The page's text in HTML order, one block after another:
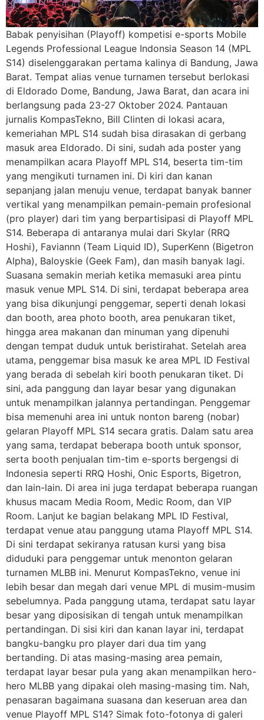
Babak penyisihan (Playoff) kompetisi e-sports Mobile
Legends Professional League Indonsia Season 14 (MPL
S14) diselenggarakan pertama kalinya di Bandung, Jawa
Barat. Tempat alias venue turnamen tersebut berlokasi
di Eldorado Dome, Bandung, Jawa Barat, dan acara ini
berlangsung pada 23-27 Oktober 2024. Pantauan
jurnalis KompasTekno, Bill Clinten di lokasi acara,
kemeriahan MPL S14 sudah bisa dirasakan di gerbang
masuk area Eldorado. Di sini, sudah ada poster yang
menampilkan acara Playoff MPL S14, beserta tim-tim
yang mengikuti turnamen ini. Di kiri dan kanan
sepanjang jalan menuju venue, terdapat banyak banner
vertikal yang menampilkan pemain-pemain profesional
(pro player) dari tim yang berpartisipasi di Playoff MPL
S14. Beberapa di antaranya mulai dari Skylar (RRQ
Hoshi), Faviannn (Team Liquid ID), SuperKenn (Bigetron
Alpha), Baloyskie (Geek Fam), dan masih banyak lagi.
Suasana semakin meriah ketika memasuki area pintu
masuk venue MPL S14. Di sini, terdapat beberapa area
yang bisa dikunjungi penggemar, seperti denah lokasi
dan booth, area photo booth, area penukaran tiket,
hingga area makanan dan minuman yang dipenuhi
dengan tempat duduk untuk beristirahat. Setelah area
utama, penggemar bisa masuk ke area MPL ID Festival
yang berada di sebelah kiri booth penukaran tiket. Di
sini, ada panggung dan layar besar yang digunakan
untuk menampilkan jalannya pertandingan. Penggemar
bisa memenuhi area ini untuk nonton bareng (nobar)
gelaran Playoff MPL S14 secara gratis. Dalam satu area
yang sama, terdapat beberapa booth untuk sponsor,
serta booth penjualan tim-tim e-sports bergengsi di
Indonesia seperti RRQ Hoshi, Onic Esports, Bigetron,
dan lain-lain. Di area ini juga terdapat beberapa ruangan
khusus macam Media Room, Medic Room, dan VIP
Room. Lanjut ke bagian belakang MPL ID Festival,
terdapat venue atau panggung utama Playoff MPL S14.
Di sini terdapat sekiranya ratusan kursi yang bisa
diduduki para penggemar untuk menonton gelaran
turnamen MLBB ini. Menurut KompasTekno, venue ini
lebih besar dan megah dari venue MPL di musim-musim
sebelumnya. Pada panggung utama, terdapat satu layar
besar yang diposisikan di tengah untuk menampilkan
pertandingan. Di sisi kiri dan kanan layar ini, terdapat
bangku-bangku pro player dari dua tim yang
bertanding. Di atas masing-masing area pemain,
terdapat layar besar pula yang akan menampilkan hero-
hero MLBB yang dipakai oleh masing-masing tim. Nah,
penasaran bagaimana suasana dan keseruan area dan
venue Playoff MPL S14? Simak foto-fotonya di galeri